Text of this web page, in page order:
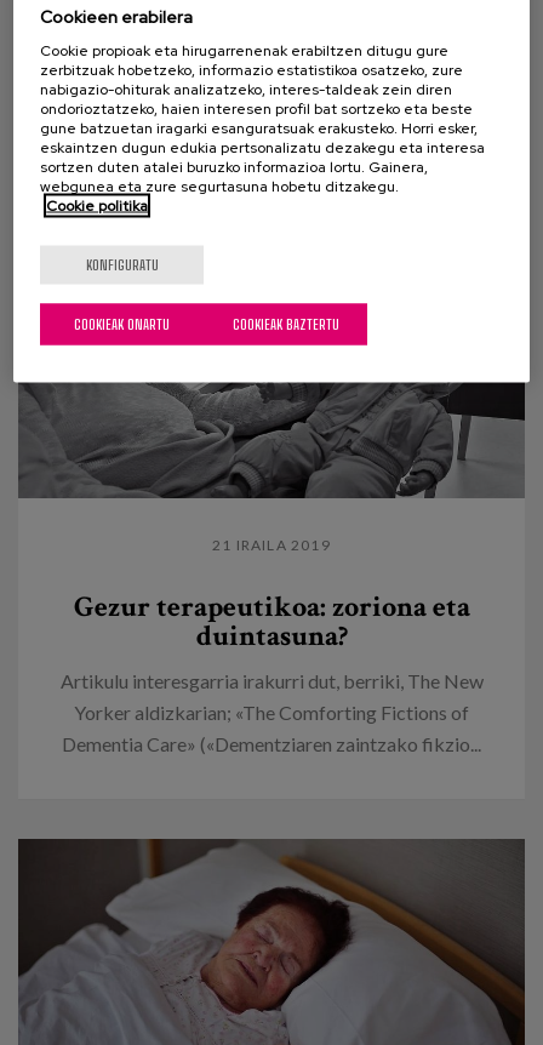
maiuskuletan
Xabier Madina naiz. Neure burua aurkezteko, ez
ditut zerrendatuko egin ezin ditudan gauzak edo
bizitzan zehar egin dizkidaten diagnostiko
medikoak....
21 IRAILA 2019
Gezur terapeutikoa: zoriona eta
duintasuna?
Artikulu interesgarria irakurri dut, berriki, The New
Yorker aldizkarian; «The Comforting Fictions of
Dementia Care» («Dementziaren zaintzako fikzio...
Cookieen erabilera
Cookie propioak eta hirugarrenenak erabiltzen ditugu gure
zerbitzuak hobetzeko, informazio estatistikoa osatzeko, zure
nabigazio-ohiturak analizatzeko, interes-taldeak zein diren
ondorioztatzeko, haien interesen profil bat sortzeko eta beste
gune batzuetan iragarki esanguratsuak erakusteko. Horri esker,
eskaintzen dugun edukia pertsonalizatu dezakegu eta interesa
sortzen duten atalei buruzko informazioa lortu. Gainera,
webgunea eta zure segurtasuna hobetu ditzakegu.
Cookie politika
KONFIGURATU
COOKIEAK BAZTERTU
COOKIEAK ONARTU